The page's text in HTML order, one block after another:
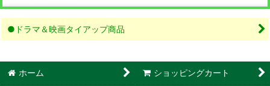
●ドラマ＆映画タイアップ商品
ホーム ショッピングカート